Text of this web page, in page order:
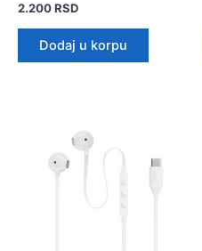
2.200RSD
Dodaj u korpu